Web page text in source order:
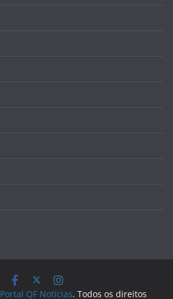
Portal QF Notícias. Todos os direitos